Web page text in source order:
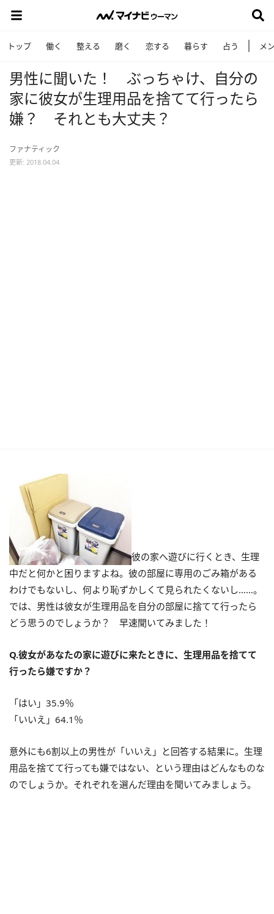
トップ 働く 整える 磨く 恋する 暮らす 占う メ
男性に聞いた！ ぶっちゃけ、自分の
家に彼女が生理用品を捨てて行ったら
嫌？ それとも大丈夫？
ファナティック
更新: 2018.04.04
彼の家へ遊びに行くとき、生理
中だと何かと困りますよね。彼の部屋に専用のごみ箱がある
わけでもないし、何より恥ずかしくて見られたくないし……。
では、男性は彼女が生理用品を自分の部屋に捨てて行ったら
どう思うのでしょうか？ 早速聞いてみました！
Q.彼女があなたの家に遊びに来たときに、生理用品を捨てて
行ったら嫌ですか？
「はい」35.9％
「いいえ」64.1％
意外にも6割以上の男性が「いいえ」と回答する結果に。生理
用品を捨てて行っても嫌ではない、という理由はどんなものな
のでしょうか。それぞれを選んだ理由を聞いてみましょう。